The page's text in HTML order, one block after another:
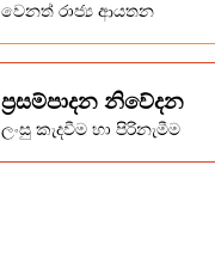
වෙනත් රාජ්‍ය ආයතන
ප්‍රසම්පාදන නිවේදන
ලංසු කැදවීම හා පිරිනැමීම